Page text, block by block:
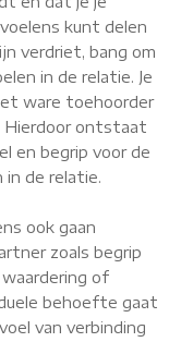
kunt delen
verdriet, bang om
in de relatie. Je
ware toehoorder
Hierdoor ontstaat
en begrip voor de
in de relatie.
ook gaan
zoals begrip
of
behoefte gaat
van verbinding